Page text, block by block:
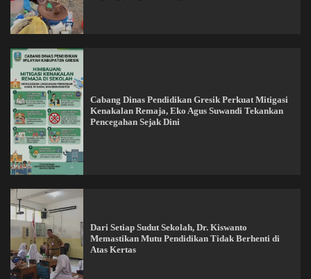
Cabang Dinas Pendidikan Gresik Perkuat Mitigasi
Kenakalan Remaja, Eko Agus Suwandi Tekankan
Pencegahan Sejak Dini
Dari Setiap Sudut Sekolah, Dr. Kiswanto
Memastikan Mutu Pendidikan Tidak Berhenti di
Atas Kertas